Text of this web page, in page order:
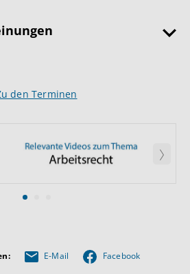
den Terminen
E-Mail Facebook